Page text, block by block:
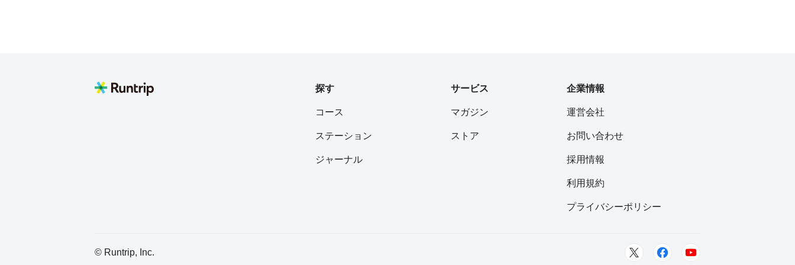
SI
探す
コース
ステーション
ジャーナル
サービス
マガジン
ストア
企業情報
運営会社
お問い合わせ
採用情報
利用規約
プライバシーポリシー
© Runtrip, Inc.